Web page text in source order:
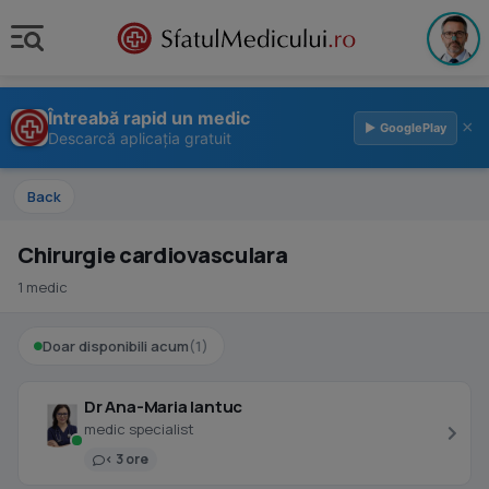
Întreabă rapid un medic
Descarcă aplicația gratuit
▶ GooglePlay ×
Back
Chirurgie cardiovasculara
1 medic
Doar disponibili acum(1)
Dr Ana-Maria Iantuc
medic specialist
< 3 ore